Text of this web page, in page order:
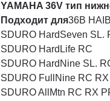
YAMAHA 36V тип
Подходит для36В
SDURO HardSeven SL.
SDURO HardLife RC
SDURO HardNine SL.
SDURO FullNine RC RX
SDURO AllMtn RC RX